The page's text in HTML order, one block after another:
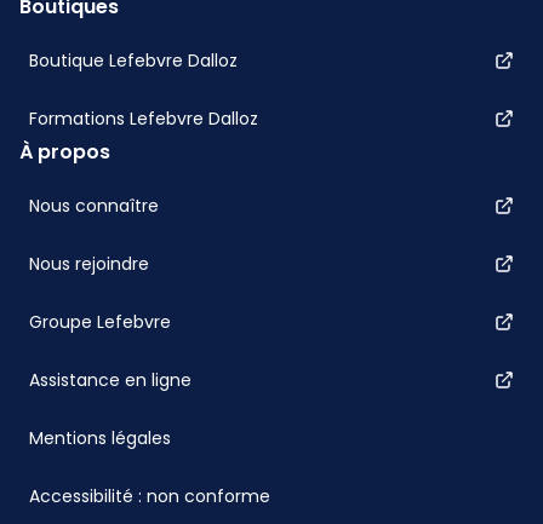
Boutiques
Boutique Lefebvre Dalloz
Formations Lefebvre Dalloz
À propos
Nous connaître
Nous rejoindre
Groupe Lefebvre
Assistance en ligne
Mentions légales
Accessibilité : non conforme